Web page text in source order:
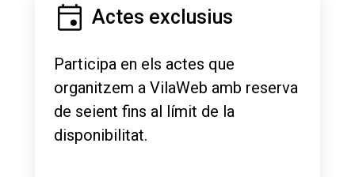
Actes exclusius
Participa en els actes que
organitzem a VilaWeb amb reserva
de seient fins al límit de la
disponibilitat.